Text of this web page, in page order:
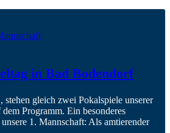
in Bad Bodendorf
stehen gleich zwei Pokalspiele unserer
Programm. Ein besonderes
1. Mannschaft: Als amtierender